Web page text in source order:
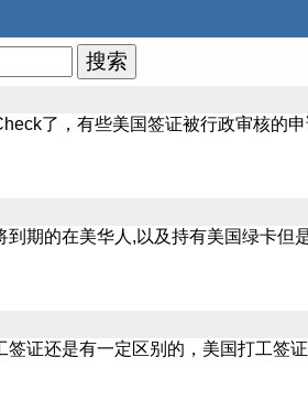
了，有些美国签证被行政审核的
期的在美华人,以及持有美国绿卡
证还是有一定区别的，美国打工